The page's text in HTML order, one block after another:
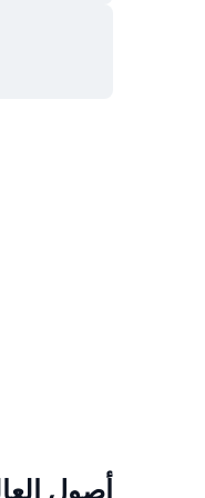
أصول